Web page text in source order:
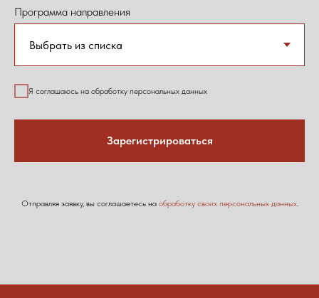
Программа направления
Я соглашаюсь на обработку персональных данных
Зарегистрироваться
Отправляя заявку, вы соглашаетесь на обработку своих персональных данных.